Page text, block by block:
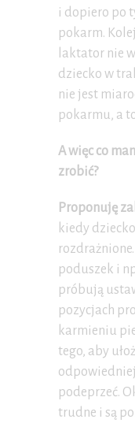
i dopiero po
pokarm.
laktator nie
dziecko w
nie jest
pokarmu, a
A więc co
zrobić?
Proponuję
kiedy
poduszek i
próbują
pozycjach
karmieniu
tego, aby
podeprzeć.
trudne i są